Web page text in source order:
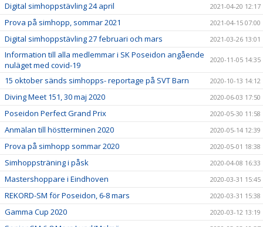
Digital simhoppstävling 24 april 2021-04-20 12:17
Prova på simhopp, sommar 2021 2021-04-15 07:00
Digital simhoppstävling 27 februari och mars 2021-03-26 13:01
Information till alla medlemmar i SK Poseidon angående
nuläget med covid-19
2020-11-05 14:35
15 oktober sänds simhopps- reportage på SVT Barn 2020-10-13 14:12
Diving Meet 151, 30 maj 2020 2020-06-03 17:50
Poseidon Perfect Grand Prix 2020-05-30 11:58
Anmälan till höstterminen 2020 2020-05-14 12:39
Prova på simhopp sommar 2020 2020-05-01 18:38
Simhoppsträning i påsk 2020-04-08 16:33
Mastershoppare i Eindhoven 2020-03-31 15:45
REKORD-SM för Poseidon, 6-8 mars 2020-03-31 15:38
Gamma Cup 2020 2020-03-12 13:19